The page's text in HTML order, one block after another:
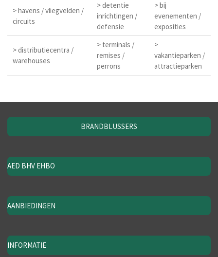
> havens / vliegvelden /
circuits
> detentie
inrichtingen /
defensie
> bij
evenementen /
exposities
> distributiecentra /
warehouses
> terminals /
remises /
perrons
>
vakantieparken /
attractieparken
BRANDBLUSSERS
AED BHV EHBO
AANBIEDINGEN
INFORMATIE